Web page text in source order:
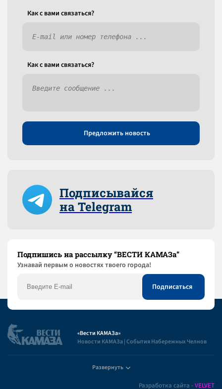
Как c вами связаться?
Как c вами связаться?
Предложить новость
Подписывайся
на Telegram
Подпишись на рассылку “ВЕСТИ КАМАЗа”
Узнaвай первым о новостях твоего города!
«Вести КАМАЗа»
Новости КАМАЗа | События Набережных Челнов
Развернуть
Разработка сайта -VELVET